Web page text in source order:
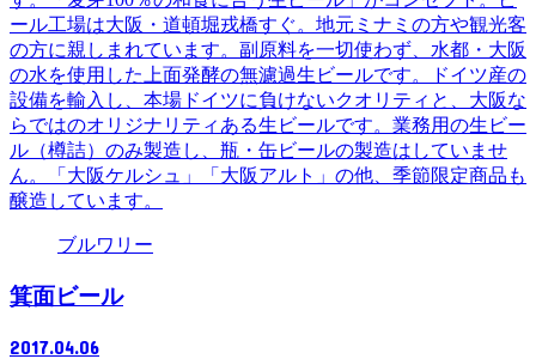
ール工場は大阪・道頓堀戎橋すぐ。地元ミナミの方や観光客
の方に親しまれています。副原料を一切使わず、水都・大阪
の水を使用した上面発酵の無濾過生ビールです。ドイツ産の
設備を輸入し、本場ドイツに負けないクオリティと、大阪な
らではのオリジナリティある生ビールです。業務用の生ビー
ル（樽詰）のみ製造し、瓶・缶ビールの製造はしていませ
ん。「大阪ケルシュ」「大阪アルト」の他、季節限定商品も
醸造しています。
ブルワリー
箕面ビール
2017.04.06